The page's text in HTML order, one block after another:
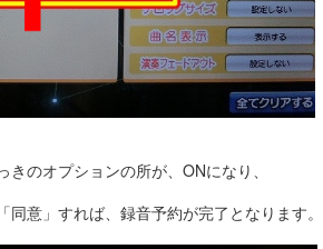
きのオプションの所が、ONになり、
同意」すれば、録音予約が完了となります。